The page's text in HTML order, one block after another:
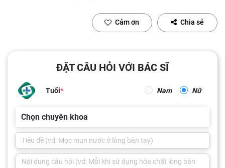
Cảm ơn Chia sẻ
ĐẶT CÂU HỎI VỚI BÁC SĨ
Tuổi Nam Nữ
Chọn chuyên khoa